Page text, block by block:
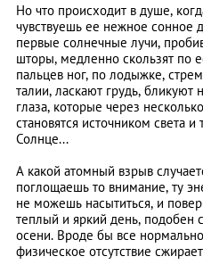
Но что происходит в душе,
чувствуешь ее нежное сонное
первые солнечные лучи,
шторы, медленно скользят по
пальцев ног, по лодыжке,
талии, ласкают грудь, бликуют
глаза, которые через
становятся источником света
Солнце...
А какой атомный взрыв
поглощаешь то внимание, ту
не можешь насытиться, и
теплый и яркий день, подобен
осени. Вроде бы все
физическое отсутствие